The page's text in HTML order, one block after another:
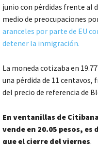
junio con pérdidas frente al
medio de preocupaciones
aranceles por parte de EU
detener la inmigración.
La moneda cotizaba en
una pérdida de 11 centavos,
del precio de referencia de
En ventanillas de
vende en 20.05 pesos, es
que el cierre del viernes.